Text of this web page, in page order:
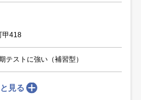
甲418
テストに強い（補習型）
見る